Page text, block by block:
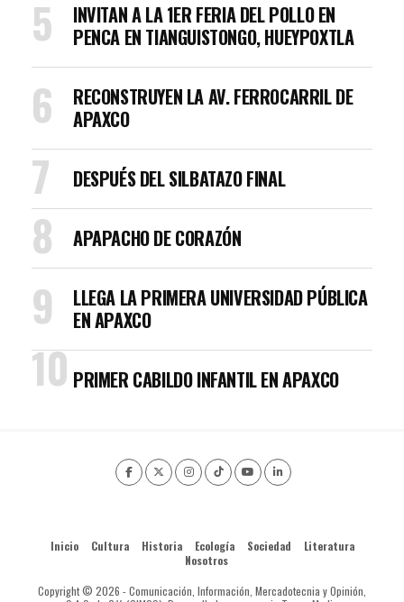
INVITAN A LA 1ER FERIA DEL POLLO EN
PENCA EN TIANGUISTONGO, HUEYPOXTLA
RECONSTRUYEN LA AV. FERROCARRIL DE
APAXCO
DESPUÉS DEL SILBATAZO FINAL
APAPACHO DE CORAZÓN
LLEGA LA PRIMERA UNIVERSIDAD PÚBLICA
EN APAXCO
PRIMER CABILDO INFANTIL EN APAXCO
Inicio Cultura Historia Ecología Sociedad
Literatura
Nosotros
Copyright © 2026 - Comunicación, Información, Mercadotecnia y Opinión,